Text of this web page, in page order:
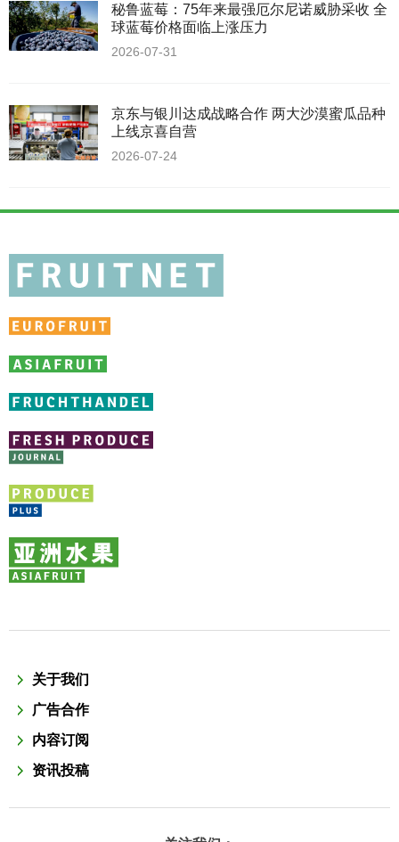
秘鲁蓝莓：75年来最强厄尔尼诺威胁采收 全
球蓝莓价格面临上涨压力
2026-07-31
京东与银川达成战略合作 两大沙漠蜜瓜品种
上线京喜自营
2026-07-24
关于我们
广告合作
内容订阅
资讯投稿